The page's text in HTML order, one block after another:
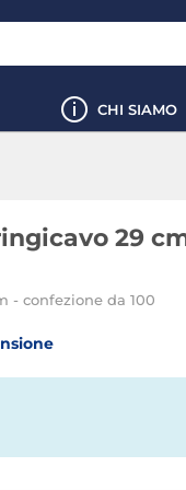
CHI SIAMO
29
- confezione da 100